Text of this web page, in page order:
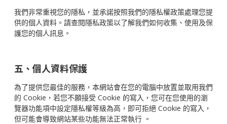
我們非常重視您的隱私，並承諾按照我們的隱私權政策處理您提
供的個人資料。請查閱隱私政策以了解我們如何收集、使用及保
護您的個人訊息。
五、個人資料保護
為了提供您最佳的服務，本網站會在您的電腦中放置並取用我們
的 Cookie，若您不願接受 Cookie 的寫入，您可在您使用的瀏
覽器功能項中設定隱私權等級為高，即可拒絕 Cookie 的寫入，
但可能會導致網站某些功能無法正常執行 。